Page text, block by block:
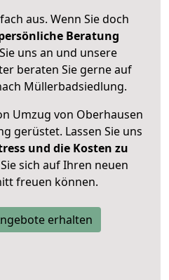
aus. Wenn Sie doch
Beratung
uns an und unsere
beraten Sie gerne auf
Müllerbadsiedlung.
Umzug von Oberhausen
gerüstet. Lassen Sie uns
und die Kosten zu
sich auf Ihren neuen
freuen können.
erhalten